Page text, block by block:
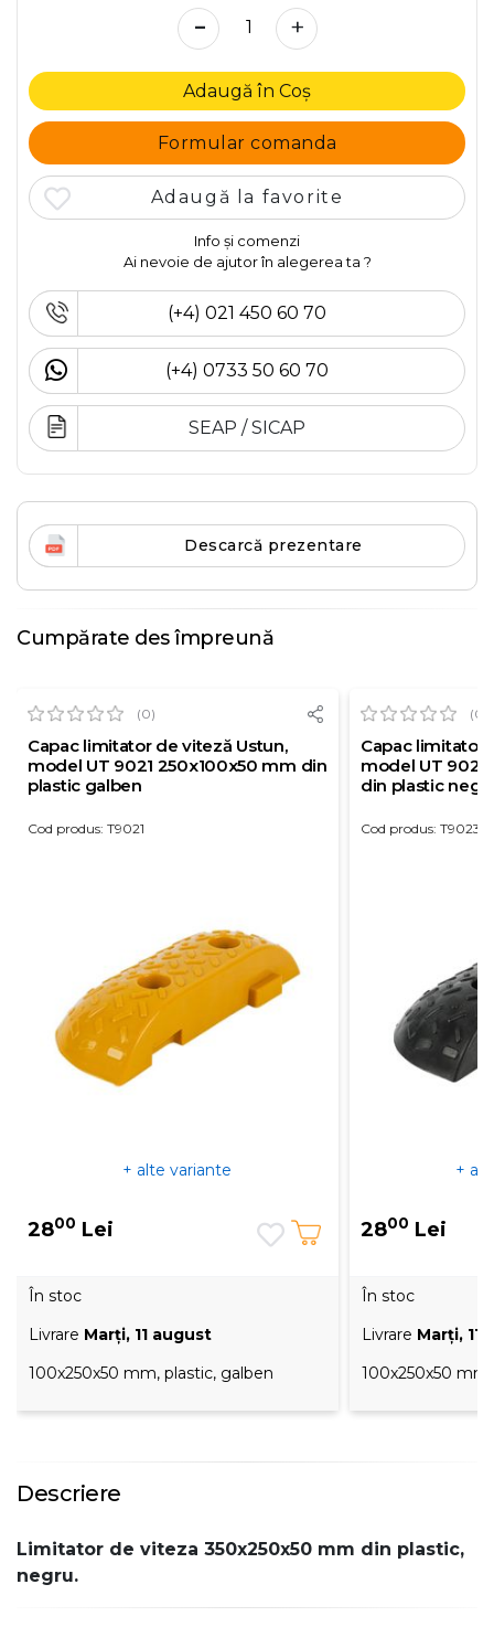
- +
Adaugă în Coș
Formular comanda
Adaugă la favorite
Info și comenzi
Ai nevoie de ajutor în alegerea ta ?
(+4) 021 450 60 70
(+4) 0733 50 60 70
SEAP / SICAP
Descarcă prezentare
Cumpărate des împreună
(0)
Capac limitator de viteză Ustun,
model UT 9021 250x100x50 mm din
plastic galben
Cod produs: T9021
+ alte variante
2800 Lei
În stoc
Livrare Marţi, 11 august
100x250x50 mm, plastic, galben
(0)
Capac limitator
model UT
din plastic
Cod produs: T9023
+
2800 Lei
În stoc
Livrare Marţi, 11
100x250x50
Descriere
Limitator de viteza 350x250x50 mm din plastic,
negru.